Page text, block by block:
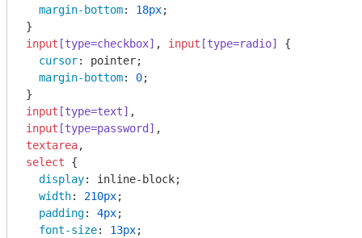
margin-bottom: 18px;
input [type=checkbox] , input [type=radio]
{
cursor: pointer;
margin-bottom: 0;
input [type=text]
input [type=password]
textarea
select {
display: inline-block;
width: 210px;
padding: 4px;
font-size: 13px;